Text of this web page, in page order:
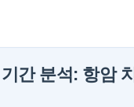
간 분석: 항암